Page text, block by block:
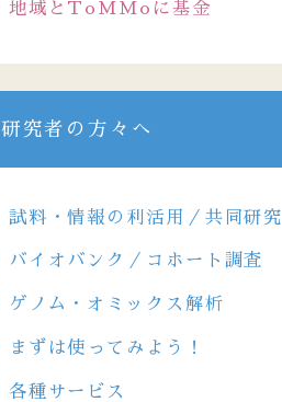
研究者の方々へ
試料・情報の利活用／共同研究
バイオバンク／コホート調査
ゲノム・オミックス解析
まずは使ってみよう！
各種サービス
地域とToMMoに基金